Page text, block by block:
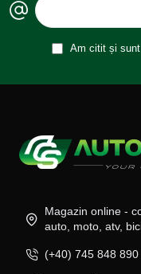
Am citit și
Magazin online -
auto, moto, atv,
(+40) 745 848 890